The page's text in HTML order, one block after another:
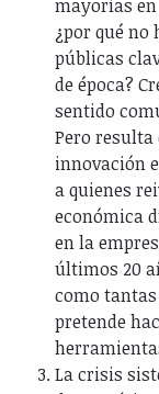
mayorías en
¿por qué
públicas
de época?
sentido
Pero
innovación
a quienes
económica
en la
últimos 20
como tantas
pretende
La crisis